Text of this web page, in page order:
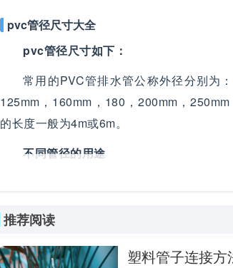
pvc管径尺寸大全
pvc管径尺寸如下：
常用的PVC管排水管公称外径分别为
125mm，160mm，180，200mm，
的长度一般为4m或6m。
不同管径的用途
如果用作供水管道，一般来说选择硬
的能够达到200毫米。
如果用作排水管道，对于PVC管的性能
推荐阅读
塑料管子连接